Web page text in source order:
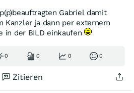
Gabriel damit
Kanzler ja dann per externem
in der BILD einkaufen
0 0 0 0
Zitieren